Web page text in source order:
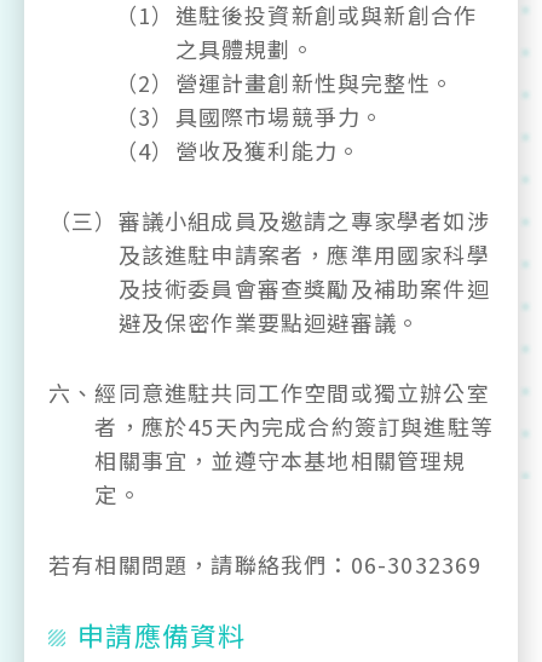
（1） 進駐後投資新創或與新創合作
之具體規劃。
（2） 營運計畫創新性與完整性。
（3） 具國際市場競爭力。
（4） 營收及獲利能力。
（三） 審議小組成員及邀請之專家學者如涉
及該進駐申請案者，應準用國家科學
及技術委員會審查獎勵及補助案件迴
避及保密作業要點迴避審議。
六、經同意進駐共同工作空間或獨立辦公室
者，應於45天內完成合約簽訂與進駐等
相關事宜，並遵守本基地相關管理規
定。
若有相關問題，請聯絡我們：06-3032369
申請應備資料